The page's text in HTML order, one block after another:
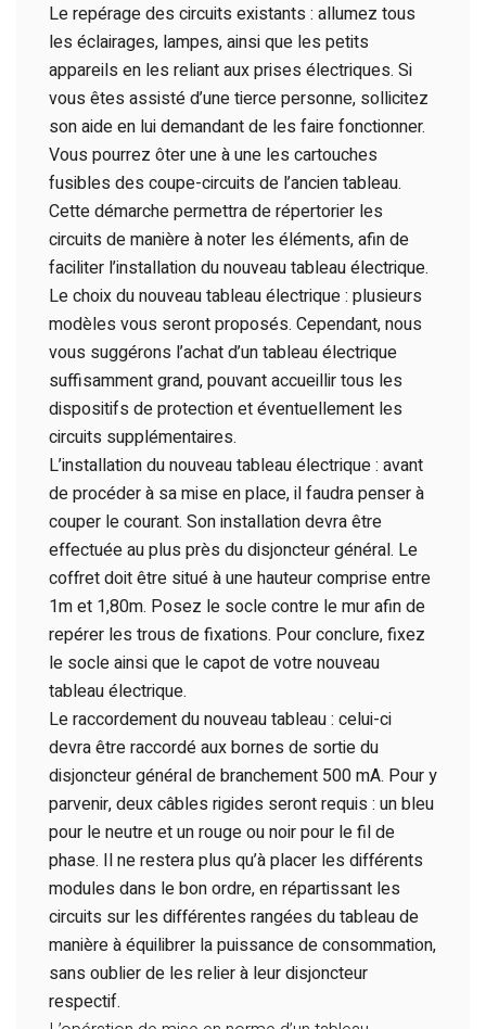
Le repérage des circuits existants : allumez tous
les éclairages, lampes, ainsi que les petits
appareils en les reliant aux prises électriques. Si
vous êtes assisté d’une tierce personne, sollicitez
son aide en lui demandant de les faire fonctionner.
Vous pourrez ôter une à une les cartouches
fusibles des coupe-circuits de l’ancien tableau.
Cette démarche permettra de répertorier les
circuits de manière à noter les éléments, afin de
faciliter l’installation du nouveau tableau électrique.
Le choix du nouveau tableau électrique : plusieurs
modèles vous seront proposés. Cependant, nous
vous suggérons l’achat d’un tableau électrique
suffisamment grand, pouvant accueillir tous les
dispositifs de protection et éventuellement les
circuits supplémentaires.
L’installation du nouveau tableau électrique : avant
de procéder à sa mise en place, il faudra penser à
couper le courant. Son installation devra être
effectuée au plus près du disjoncteur général. Le
coffret doit être situé à une hauteur comprise entre
1m et 1,80m. Posez le socle contre le mur afin de
repérer les trous de fixations. Pour conclure, fixez
le socle ainsi que le capot de votre nouveau
tableau électrique.
Le raccordement du nouveau tableau : celui-ci
devra être raccordé aux bornes de sortie du
disjoncteur général de branchement 500 mA. Pour y
parvenir, deux câbles rigides seront requis : un bleu
pour le neutre et un rouge ou noir pour le fil de
phase. Il ne restera plus qu’à placer les différents
modules dans le bon ordre, en répartissant les
circuits sur les différentes rangées du tableau de
manière à équilibrer la puissance de consommation,
sans oublier de les relier à leur disjoncteur
respectif.